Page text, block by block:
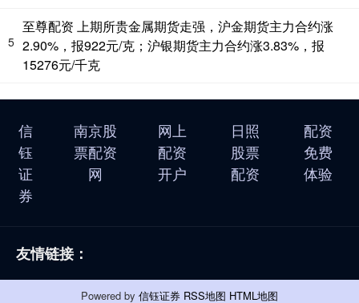
5
至尊配资 上期所贵金属期货走强，沪金期货主力合约涨
2.90%，报922元/克；沪银期货主力合约涨3.83%，报
15276元/千克
信
钰
证
券
南京股
票配资
网
网上
配资
开户
日照
股票
配资
配资
免费
体验
友情链接：
Powered by 信钰证券 RSS地图 HTML地图